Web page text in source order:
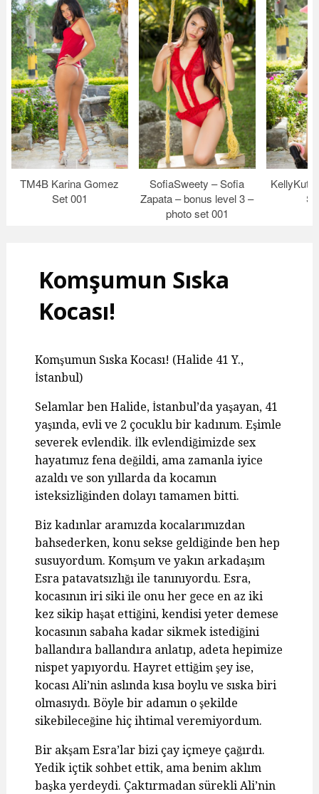
TM4B Karina Gomez
Set 001
SofiaSweety – Sofia
Zapata – bonus level 3 –
photo set 001
Komşumun Sıska
Kocası!
Komşumun Sıska Kocası! (Halide 41 Y.,
İstanbul)
Selamlar ben Halide, İstanbul’da yaşayan, 41
yaşında, evli ve 2 çocuklu bir kadınım. Eşimle
severek evlendik. İlk evlendiğimizde sex
hayatımız fena değildi, ama zamanla iyice
azaldı ve son yıllarda da kocamın
isteksizliğinden dolayı tamamen bitti.
Biz kadınlar aramızda kocalarımızdan
bahsederken, konu sekse geldiğinde ben hep
susuyordum. Komşum ve yakın arkadaşım
Esra patavatsızlığı ile tanınıyordu. Esra,
kocasının iri siki ile onu her gece en az iki
kez sikip haşat ettiğini, kendisi yeter demese
kocasının sabaha kadar sikmek istediğini
ballandıra ballandıra anlatıp, adeta hepimize
nispet yapıyordu. Hayret ettiğim şey ise,
kocası Ali’nin aslında kısa boylu ve sıska biri
olmasıydı. Böyle bir adamın o şekilde
sikebileceğine hiç ihtimal veremiyordum.
Bir akşam Esra’lar bizi çay içmeye çağırdı.
Yedik içtik sohbet ettik, ama benim aklım
başka yerdeydi. Çaktırmadan sürekli Ali’nin